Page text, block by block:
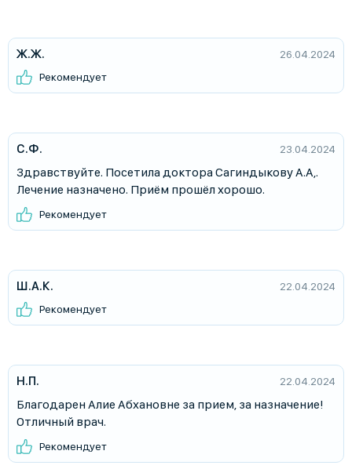
Ж.Ж.
26.04.2024
Рекомендует
С.Ф. 23.04.2024
Здравствуйте. Посетила доктора Сагиндыкову А.А,.
Лечение назначено. Приём прошёл хорошо.
Рекомендует
Ш.А.К.
22.04.2024
Рекомендует
Н.П. 22.04.2024
Благодарен Алие Абхановне за прием, за назначение!
Отличный врач.
Рекомендует